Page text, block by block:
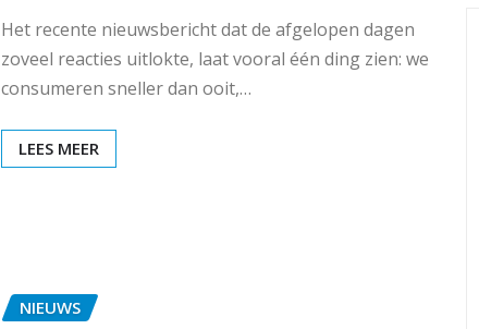
Het recente nieuwsbericht dat de afgelopen dagen
zoveel reacties uitlokte, laat vooral één ding zien: we
consumeren sneller dan ooit,…
LEES MEER
NIEUWS